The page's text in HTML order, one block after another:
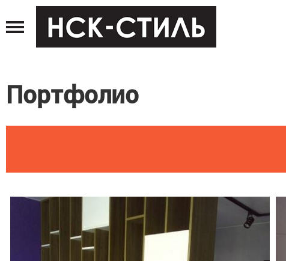
to
navigation
Портфолио